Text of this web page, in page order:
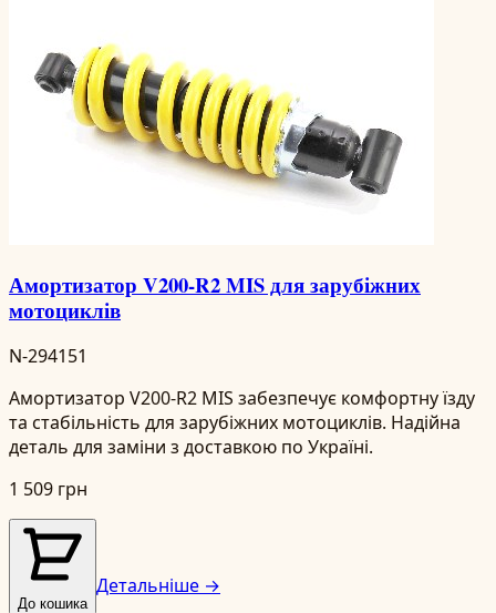
Амортизатор V200-R2 MIS для зарубіжних
мотоциклів
N-294151
Амортизатор V200-R2 MIS забезпечує комфортну їзду
та стабільність для зарубіжних мотоциклів. Надійна
деталь для заміни з доставкою по Україні.
1 509 грн
До кошика
Детальніше →